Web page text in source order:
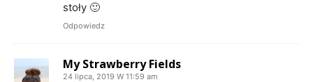
stoły 🙂
Odpowiedz
My Strawberry Fields
24 lipca, 2019 W 11:59 am